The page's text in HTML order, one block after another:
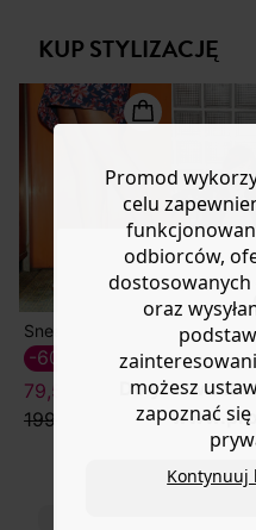
Do you want
Pomoc
mankietami zapinanymi na
w talii (odpinane)
jest wykonana w 100% z
drzewnej z lasów
zrównoważony.
KUP STYLIZACJĘ
79,50 ZŁ
199,90 zł
-60% 849,90
Promod
celu
odbiorców,
oraz
możesz
zapoznać
Kontynuuj